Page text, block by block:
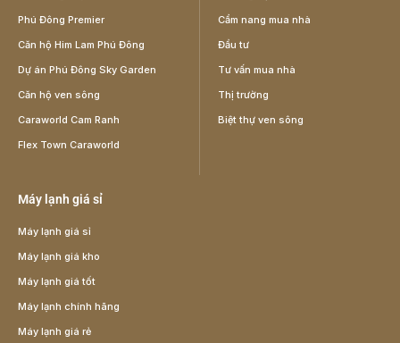
Phú Đông Premier
Căn hộ Him Lam Phú Đông
Dự án Phú Đông Sky Garden
Căn hộ ven sông
Caraworld Cam Ranh
Flex Town Caraworld
Cẩm nang mua nhà
Đầu tư
Tư vấn mua nhà
Thị trường
Biệt thự ven sông
Máy lạnh giá sỉ
Máy lạnh giá sỉ
Máy lạnh giá kho
Máy lạnh giá tốt
Máy lạnh chính hãng
Máy lạnh giá rẻ